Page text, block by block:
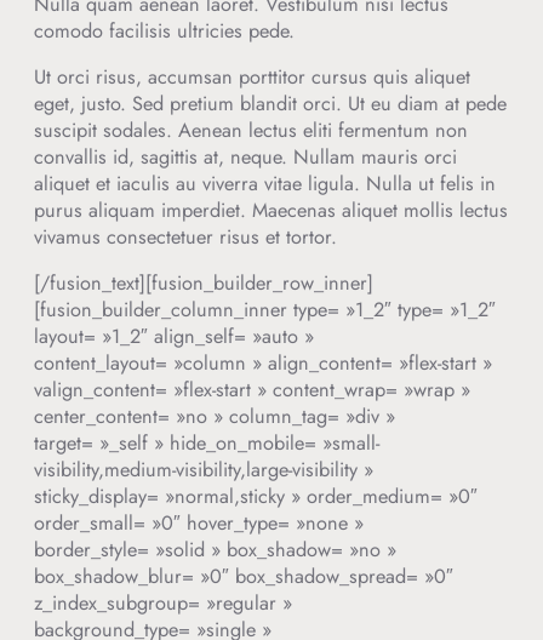
comodo facilisis ultricies pede.
Ut orci risus, accumsan porttitor cursus quis aliquet
eget, justo. Sed pretium blandit orci. Ut eu diam at pede
suscipit sodales. Aenean lectus eliti fermentum non
convallis id, sagittis at, neque. Nullam mauris orci
aliquet et iaculis au viverra vitae ligula. Nulla ut felis in
purus aliquam imperdiet. Maecenas aliquet mollis lectus
vivamus consectetuer risus et tortor.
[/fusion_text][fusion_builder_row_inner]
[fusion_builder_column_inner type= »1_2″ type= »1_2″
layout= »1_2″ align_self= »auto »
content_layout= »column » align_content= »flex-start »
valign_content= »flex-start » content_wrap= »wrap »
center_content= »no » column_tag= »div »
target= »_self » hide_on_mobile= »small-
visibility,medium-visibility,large-visibility »
sticky_display= »normal,sticky » order_medium= »0″
order_small= »0″ hover_type= »none »
border_style= »solid » box_shadow= »no »
box_shadow_blur= »0″ box_shadow_spread= »0″
z_index_subgroup= »regular »
background_type= »single »